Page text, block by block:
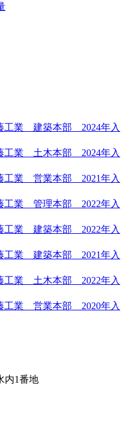
工業 建築本部 2024年入
工業 土木本部 2024年入
工業 営業本部 2021年入
工業 管理本部 2022年入
工業 建築本部 2022年入
工業 建築本部 2021年入
工業 土木本部 2022年入
工業 営業本部 2020年入
内1番地